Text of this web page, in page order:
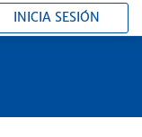
INICIA SESIÓN